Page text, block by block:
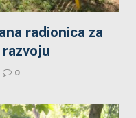
radionica za
0